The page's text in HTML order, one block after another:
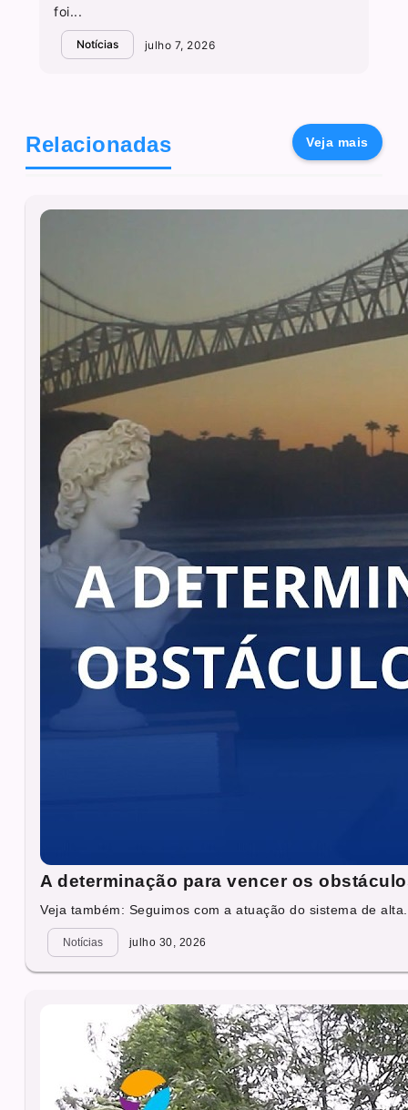
foi...
Notícias julho 7, 2026
Relacionadas Veja mais
A determinação para vencer os
Veja também: Seguimos com a atuação do sistema de
Notícias julho 30, 2026